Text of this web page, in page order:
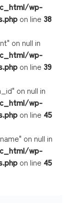
wp-
on line 38
on null in
wp-
on line 39
on null in
wp-
on line 45
on null in
wp-
on line 45